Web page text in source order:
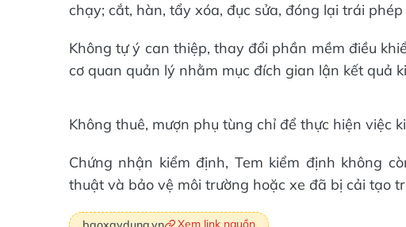
chạy; cắt, hàn, tẩy xóa, đục sửa, đóng lại trái
Không tự ý can thiệp, thay đổi phần mềm điều
cơ quan quản lý nhằm mục đích gian lận kết quả
Không thuê, mượn phụ tùng chỉ để thực hiện việc
Chứng nhận kiểm định, Tem kiểm định không
thuật và bảo vệ môi trường hoặc xe đã bị cải tạo
Xem link nguồn